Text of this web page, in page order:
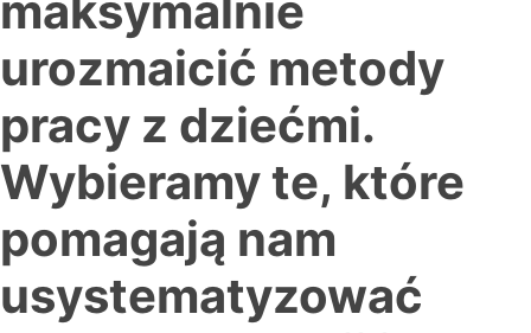
urozmaicić metody
pracy z dziećmi.
Wybieramy te, które
pomagają nam
usystematyzować